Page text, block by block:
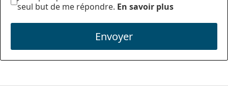
seul but de me répondre. En savoir plus
Envoyer